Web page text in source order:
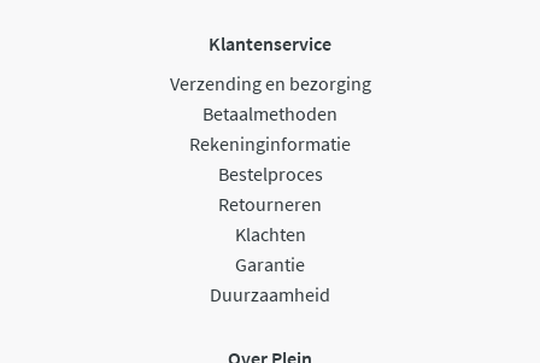
Klantenservice
Verzending en bezorging
Betaalmethoden
Rekeninginformatie
Bestelproces
Retourneren
Klachten
Garantie
Duurzaamheid
Over Plein